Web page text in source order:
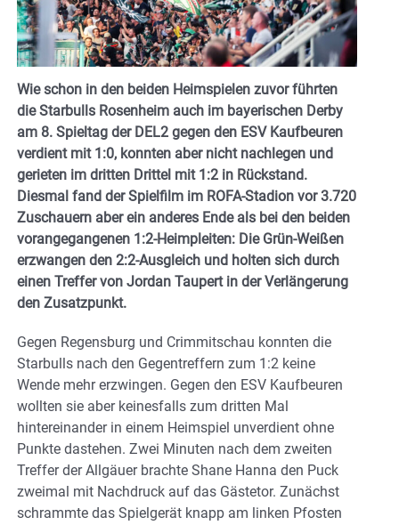
Wie schon in den beiden Heimspielen zuvor führten
die Starbulls Rosenheim auch im bayerischen Derby
am 8. Spieltag der DEL2 gegen den ESV Kaufbeuren
verdient mit 1:0, konnten aber nicht nachlegen und
gerieten im dritten Drittel mit 1:2 in Rückstand.
Diesmal fand der Spielfilm im ROFA-Stadion vor 3.720
Zuschauern aber ein anderes Ende als bei den beiden
vorangegangenen 1:2-Heimpleiten: Die Grün-Weißen
erzwangen den 2:2-Ausgleich und holten sich durch
einen Treffer von Jordan Taupert in der Verlängerung
den Zusatzpunkt.
Gegen Regensburg und Crimmitschau konnten die
Starbulls nach den Gegentreffern zum 1:2 keine
Wende mehr erzwingen. Gegen den ESV Kaufbeuren
wollten sie aber keinesfalls zum dritten Mal
hintereinander in einem Heimspiel unverdient ohne
Punkte dastehen. Zwei Minuten nach dem zweiten
Treffer der Allgäuer brachte Shane Hanna den Puck
zweimal mit Nachdruck auf das Gästetor. Zunächst
schrammte das Spielgerät knapp am linken Pfosten